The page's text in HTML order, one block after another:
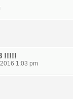
!!!!!
1:03 pm